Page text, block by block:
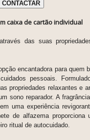
CONTACTAR
caixa de cartão individual
das suas
encantadora para quem
pessoais.
propriedades relaxantes e
sono reparador. A
uma experiência
de alfazema proporciona
ritual de autocuidado.